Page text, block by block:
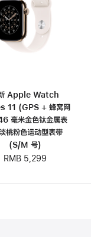
Apple Watch
11 (GPS + 蜂窝网
毫米金色钛金属表
淡桃粉色运动型表带
(S/M 号)
RMB 5,299